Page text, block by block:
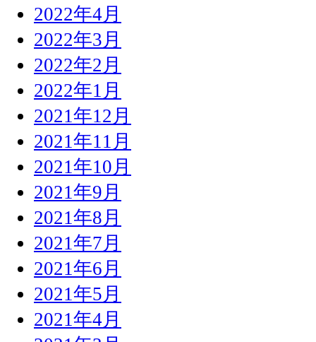
2022年4月
2022年3月
2022年2月
2022年1月
2021年12月
2021年11月
2021年10月
2021年9月
2021年8月
2021年7月
2021年6月
2021年5月
2021年4月